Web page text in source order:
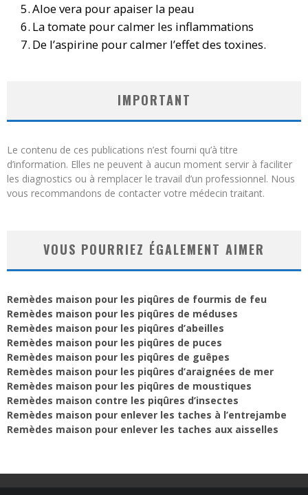
Aloe vera pour apaiser la peau
La tomate pour calmer les inflammations
De l’aspirine pour calmer l’effet des toxines.
IMPORTANT
Le contenu de ces publications n’est fourni qu’à titre
d’information. Elles ne peuvent à aucun moment servir à faciliter
les diagnostics ou à remplacer le travail d’un professionnel. Nous
vous recommandons de contacter votre médecin traitant.
VOUS POURRIEZ ÉGALEMENT AIMER
Remèdes maison pour les piqûres de fourmis de feu
Remèdes maison pour les piqûres de méduses
Remèdes maison pour les piqûres d’abeilles
Remèdes maison pour les piqûres de puces
Remèdes maison pour les piqûres de guêpes
Remèdes maison pour les piqûres d’araignées de mer
Remèdes maison pour les piqûres de moustiques
Remèdes maison contre les piqûres d’insectes
Remèdes maison pour enlever les taches à l’entrejambe
Remèdes maison pour enlever les taches aux aisselles